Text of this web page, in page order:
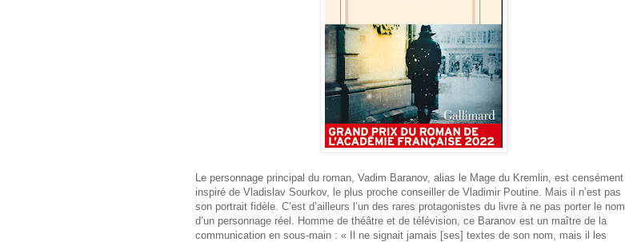
Le personnage principal du roman, Vadim Baranov, alias le Mage du Kremlin, est censément
inspiré de Vladislav Sourkov, le plus proche conseiller de Vladimir Poutine. Mais il n’est pas
son portrait fidèle. C’est d’ailleurs l’un des rares protagonistes du livre à ne pas porter le nom
d’un personnage réel. Homme de théâtre et de télévision, ce Baranov est un maître de la
communication en sous-main : « Il ne signait jamais [ses] textes de son nom, mais il les